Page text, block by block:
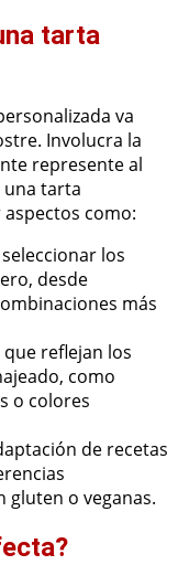
tarta
va
Involucra la
represente al
una tarta
como:
los
desde
más
reflejan los
como
o colores
de recetas
gluten o veganas.